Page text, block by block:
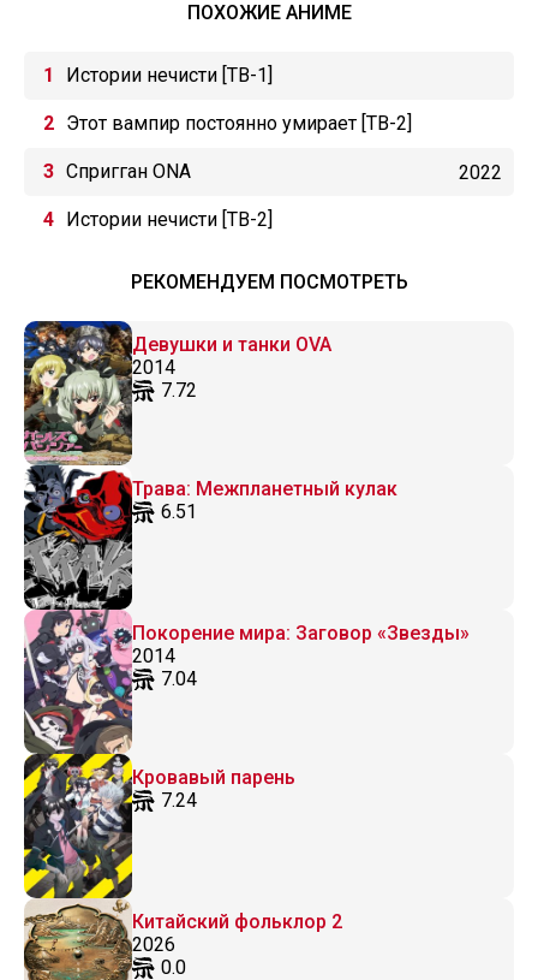
ПОХОЖИЕ АНИМЕ
Истории нечисти [ТВ-1]
Этот вампир постоянно умирает [ТВ-2]
Спригган ONA 2022
Истории нечисти [ТВ-2]
РЕКОМЕНДУЕМ ПОСМОТРЕТЬ
Девушки и танки OVA
2014
7.72
Трава: Межпланетный кулак
6.51
Покорение мира: Заговор «Звезды»
2014
7.04
Кровавый парень
7.24
Китайский фольклор 2
2026
0.0